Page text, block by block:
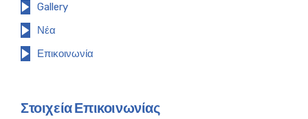
Gallery
Νέα
Επικοινωνία
Στοιχεία Επικοινωνίας